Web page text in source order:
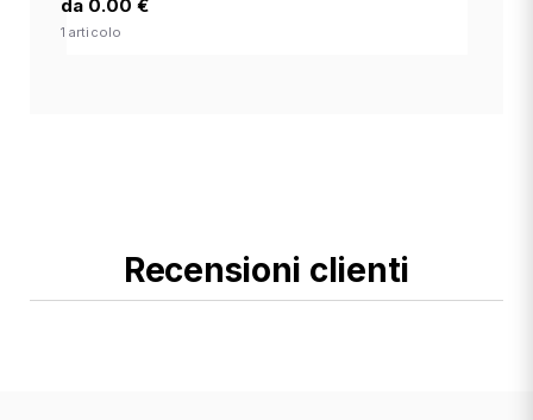
da 0.00 €
1 articolo
Recensioni clienti